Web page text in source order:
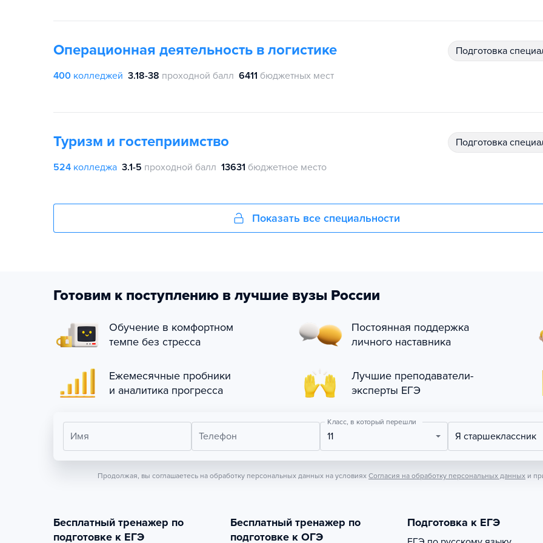
Операционная деятельность в логистике подготовка
400 колледжей 3.18-38 проходной балл 6411 бюджетных мест
Туризм и гостеприимство подготовка
524 колледжа 3.1-5 проходной балл 13631 бюджетное место
Показать все специальности
Готовим к поступлению в лучшие вузы России
Обучение в комфортном
темпе без стресса
Постоянная поддержка
личного наставника
Ежемесячные пробники
и аналитика прогресса
Лучшие преподаватели-
эксперты ЕГЭ
Имя Телефон
Класс, в который перешли
11 Я старшеклассник
Продолжая, вы соглашаетесь на обработку персональных данных на условиях Согласия на обработку персональных данных и
Бесплатный тренажер по
подготовке к ЕГЭ
Бесплатный тренажер по
подготовке к ОГЭ
Подготовка к ЕГЭ